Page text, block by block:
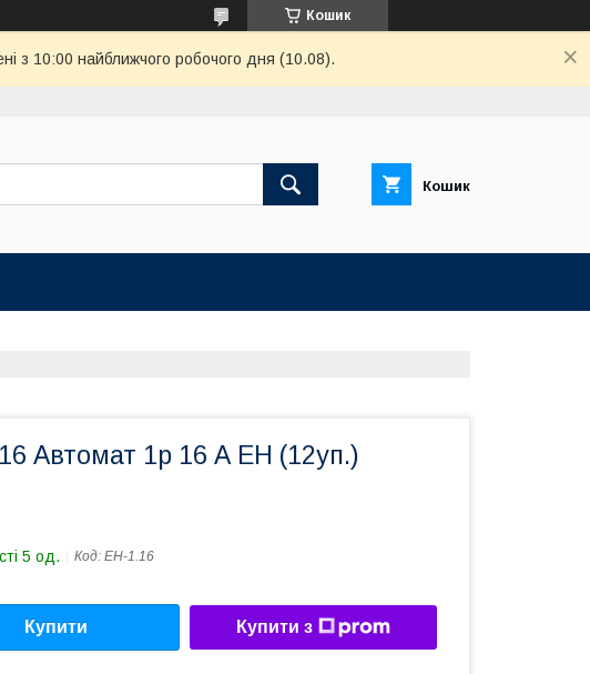
Кошик
з 10:00 найближчого робочого дня (10.08).
Кошик
Автомат 1р 16 А ЕН (12уп.)
5 од. Код: EH-1.16
Купити Купити з